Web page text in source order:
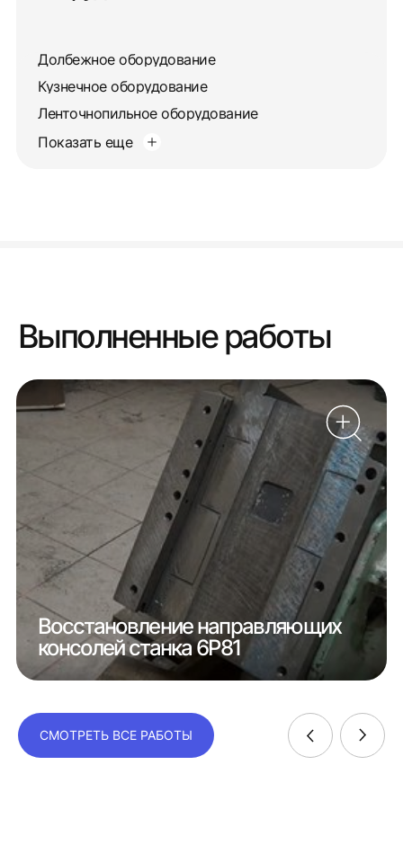
Долбежное оборудование
Кузнечное оборудование
Ленточнопильное оборудование
Показать еще
Выполненные работы
Восстановление направляющих
консолей станка 6Р81
СМОТРЕТЬ ВСЕ РАБОТЫ